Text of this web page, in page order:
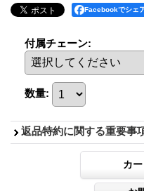
Facebookでシェ
付属チェーン:
数量:
返品特約に関する重要事